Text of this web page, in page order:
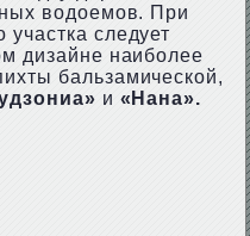
водоемов. При
следует
дизайне наиболее
бальзамической,
и «Нана».